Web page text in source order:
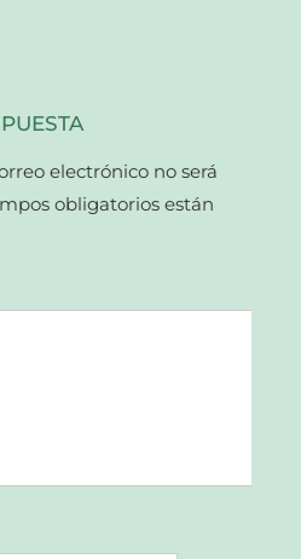
electrónico no será
obligatorios están